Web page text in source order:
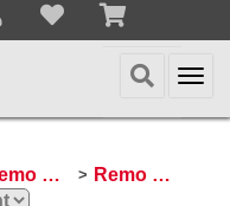
Remo Schlagzeugfelle > Remo Diplomat